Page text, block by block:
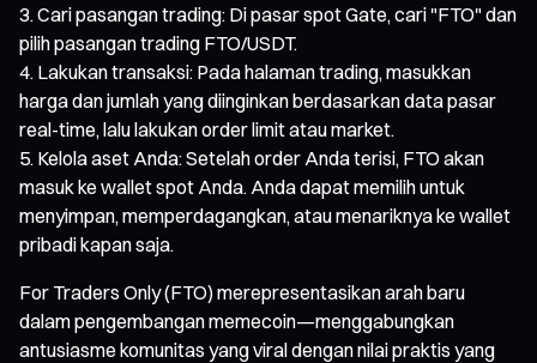
Cari pasangan trading: Di pasar spot Gate, cari "FTO" dan
pilih pasangan trading FTO/USDT.
Lakukan transaksi: Pada halaman trading, masukkan
harga dan jumlah yang diinginkan berdasarkan data pasar
real-time, lalu lakukan order limit atau market.
Kelola aset Anda: Setelah order Anda terisi, FTO akan
masuk ke wallet spot Anda. Anda dapat memilih untuk
menyimpan, memperdagangkan, atau menariknya ke wallet
pribadi kapan saja.
For Traders Only (FTO) merepresentasikan arah baru
dalam pengembangan memecoin—menggabungkan
antusiasme komunitas yang viral dengan nilai praktis yang